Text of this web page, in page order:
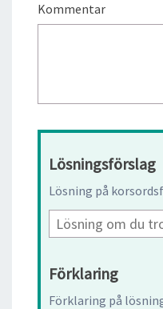
Kommentar
Lösningsförslag
Lösning på
Förklaring
Förklaring på